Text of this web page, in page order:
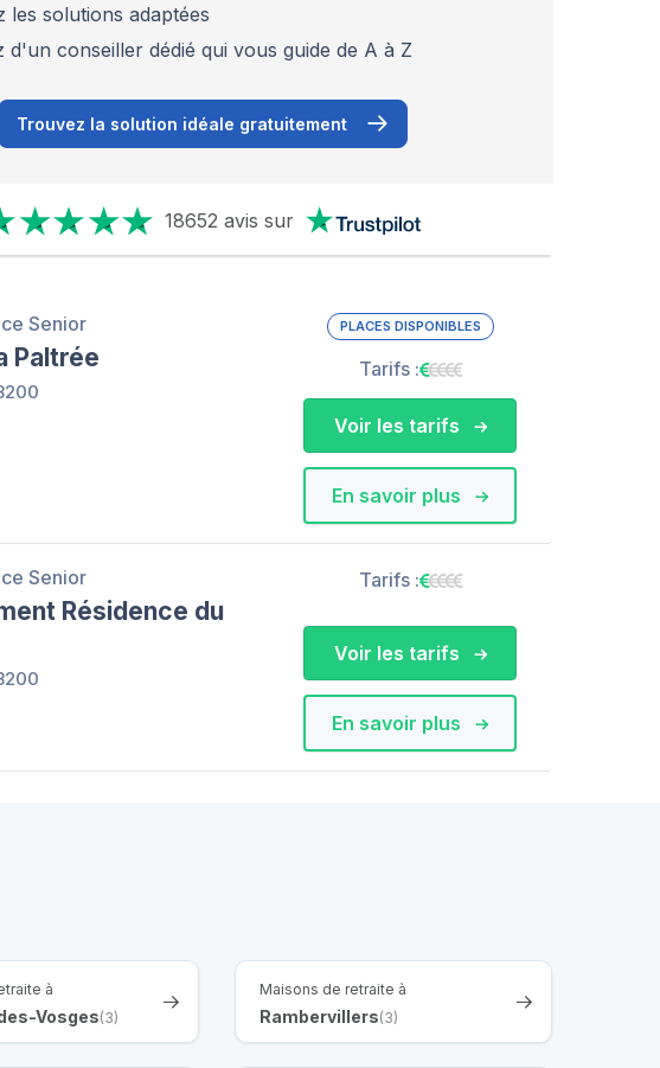
les solutions adaptées
d'un conseiller dédié qui vous guide de A à Z
Trouvez la solution idéale gratuitement
18652 avis sur
Senior
Paltrée
PLACES DISPONIBLES
Tarifs :
En savoir plus
Voir les tarifs
Senior
Résidence du
Tarifs :
En savoir plus
Voir les tarifs
à
Vosges(3)
Maisons de retraite à
Rambervillers(3)